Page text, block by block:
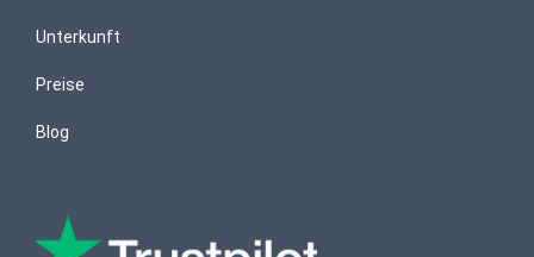
Unterkunft
Preise
Blog